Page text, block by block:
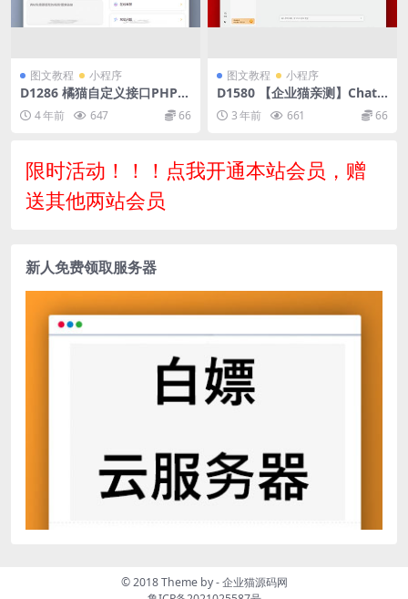
图文教程 小程序
D1286 橘猫自定义接口PHP后
端去水印小程序源码
4 年前 647 66
图文教程 小程序
D1580 【企业猫亲测】ChatG
PT小程序/H5双端去授权版智
思AI助手源码
3 年前 661 66
限时活动！！！点我开通本站会员，赠
送其他两站会员
新人免费领取服务器
© 2018 Theme by -企业猫源码网